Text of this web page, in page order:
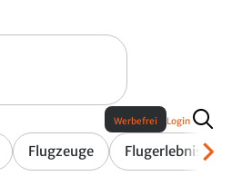
Flugzeuge Flugerlebnis
Werbefrei Login